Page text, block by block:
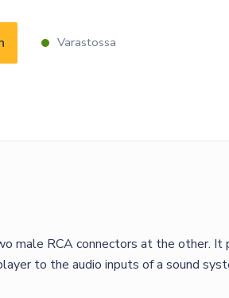
Varastossa
male RCA connectors at the other. It
to the audio inputs of a sound